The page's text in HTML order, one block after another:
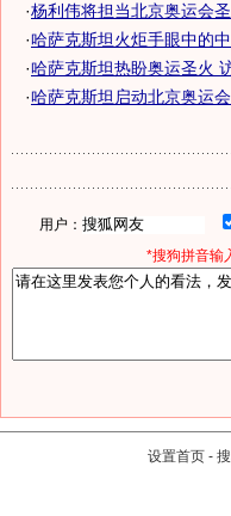
·杨利伟将担当北京奥运会
·哈萨克斯坦火炬手眼中的
·哈萨克斯坦热盼奥运圣火
·哈萨克斯坦启动北京奥运
用户：
*搜狗拼音输
设置首页 -